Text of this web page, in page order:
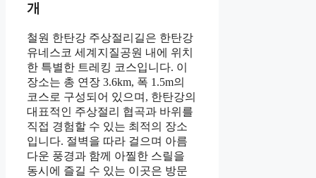
개
철원 한탄강 주상절리길은 한탄강
유네스코 세계지질공원 내에 위치
한 특별한 트레킹 코스입니다. 이
장소는 총 연장 3.6km, 폭 1.5m의
코스로 구성되어 있으며, 한탄강의
대표적인 주상절리 협곡과 바위를
직접 경험할 수 있는 최적의 장소
입니다. 절벽을 따라 걸으며 아름
다운 풍경과 함께 아찔한 스릴을
동시에 즐길 수 있는 이곳은 방문